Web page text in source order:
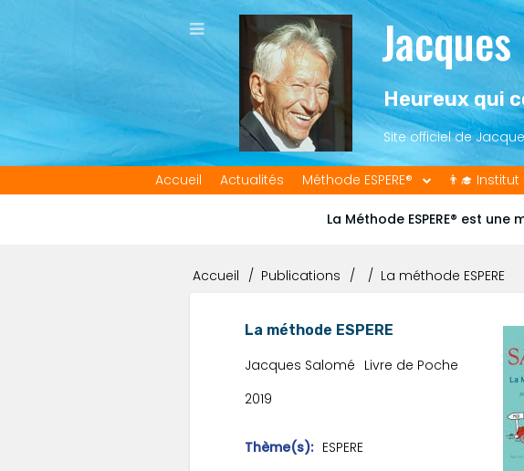
Heureux qui
Site officiel de
Main
Accueil Actualités Méthode ESPERE® 👨‍🎓 Institut
La Méthode ESPERE® est
FilAccueil Publications La méthode ESPERE
La méthode ESPERE
Jacques Salomé Livre de Poche
2019
Thème(s) ESPERE